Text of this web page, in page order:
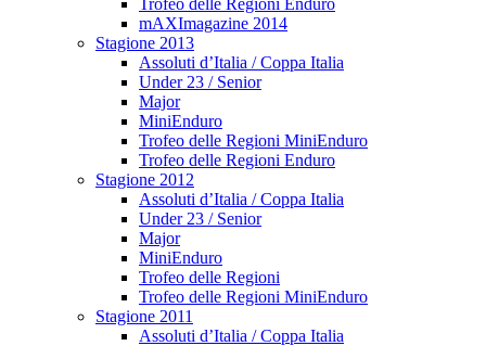
mAXImagazine 2014
Stagione 2013
Assoluti d’Italia / Coppa Italia
Under 23 / Senior
Major
MiniEnduro
Trofeo delle Regioni MiniEnduro
Trofeo delle Regioni Enduro
Stagione 2012
Assoluti d’Italia / Coppa Italia
Under 23 / Senior
Major
MiniEnduro
Trofeo delle Regioni
Trofeo delle Regioni MiniEnduro
Stagione 2011
Assoluti d’Italia / Coppa Italia